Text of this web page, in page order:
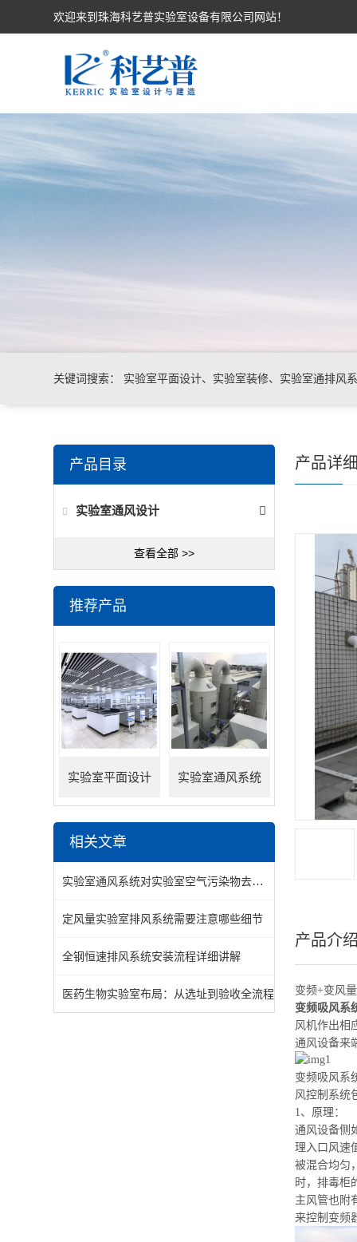
欢迎来到珠海科艺普实验室设备有限公司网站！
关键词搜索： 实验室平面设计、实验室装修、实验室通排风
产品目录
实验室通风设计
查看全部 >>
推荐产品
实验室平面设计 实验室通风系统
相关文章
实验室通风系统对实验室空气污染物去除效率的影响
定风量实验室排风系统需要注意哪些细节
全钢恒速排风系统安装流程详细讲解
医药生物实验室布局：从选址到验收全流程
产品详
产品介
变频+变风
变频吸风系
风机作出相
通风设备来
变频吸风系
风控制系统
1、原理：
通风设备侧
理入口风速
被混合均匀
时，排毒柜
主风管也附
来控制变频